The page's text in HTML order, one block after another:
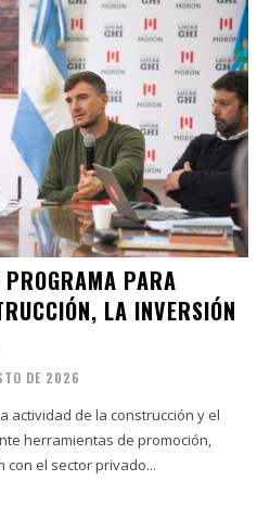
PROGRAMA PARA
LA INVERSIÓN
DE 2026
actividad de la construcción y el
herramientas de promoción,
con el sector privado...